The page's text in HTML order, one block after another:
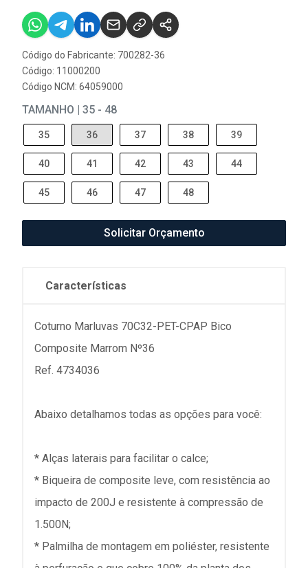
Código do Fabricante: 700282-36
Código: 11000200
Código NCM: 64059000
TAMANHO | 35 - 48
35 36 37 38 39
40 41 42 43 44
45 46 47 48
Solicitar Orçamento
Características
Coturno Marluvas 70C32-PET-CPAP Bico
Composite Marrom Nº36
Ref. 4734036
Abaixo detalhamos todas as opções para você:
* Alças laterais para facilitar o calce;
* Biqueira de composite leve, com resistência ao
impacto de 200J e resistente à compressão de
1.500N;
* Palmilha de montagem em poliéster, resistente